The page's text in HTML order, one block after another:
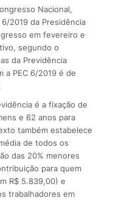
Nacional,
2019 da Presidência
em fevereiro e
segundo o
da Previdência
a PEC 6/2019 é de
é a fixação de
e 62 anos para
também estabelece
de todos os
das 20% menores
para quem
R$ 5.839,00) e
trabalhadores em